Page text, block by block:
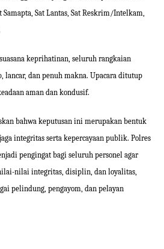
Sat Lantas, Sat Reskrim/Intelkam,
keprihatinan, seluruh rangkaian
lancar, dan penuh makna. Upacara ditutup
aman dan kondusif.
bahwa keputusan ini merupakan bentuk
integritas serta kepercayaan publik. Polres
pengingat bagi seluruh personel agar
nilai integritas, disiplin, dan loyalitas,
pelindung, pengayom, dan pelayan